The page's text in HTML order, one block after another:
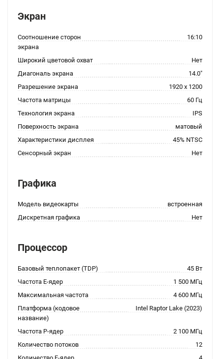
Экран
Соотношение сторон
экрана
16:10
Широкий цветовой охват
Нет
Диагональ экрана
14.0"
Разрешение экрана
1920 x 1200
Частота матрицы
60 Гц
Технология экрана
IPS
Поверхность экрана
матовый
Характеристики дисплея
45% NTSC
Сенсорный экран
Нет
Графика
Модель видеокарты
встроенная
Дискретная графика
Нет
Процессор
Базовый теплопакет (TDP)
45 Вт
Частота E-ядер
1 500 МГц
Максимальная частота
4 600 МГц
Платформа (кодовое
название)
Intel Raptor Lake (2023)
Частота P-ядер
2 100 МГц
Количество потоков
12